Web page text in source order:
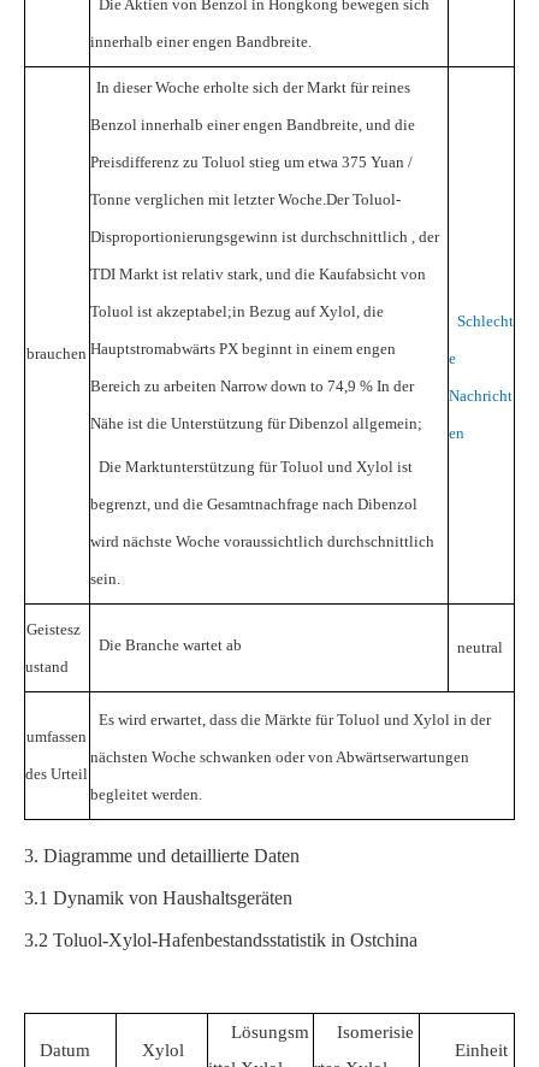
Die Aktien von Benzol in Hongkong bewegen sich
innerhalb einer engen Bandbreite.
brauchen
In dieser Woche erholte sich der Markt für reines
Benzol innerhalb einer engen Bandbreite, und die
Preisdifferenz zu Toluol stieg um etwa 375 Yuan /
Tonne verglichen mit letzter Woche.Der Toluol-
Disproportionierungsgewinn ist durchschnittlich , der
TDI Markt ist relativ stark, und die Kaufabsicht von
Toluol ist akzeptabel;in Bezug auf Xylol, die
Hauptstromabwärts PX beginnt in einem engen
Bereich zu arbeiten Narrow down to 74,9 % In der
Nähe ist die Unterstützung für Dibenzol allgemein;
Die Marktunterstützung für Toluol und Xylol ist
begrenzt, und die Gesamtnachfrage nach Dibenzol
wird nächste Woche voraussichtlich durchschnittlich
sein.
Schlecht
e
Nachricht
en
Geistesz
ustand
Die Branche wartet ab neutral
umfassen
des Urteil
Es wird erwartet, dass die Märkte für Toluol und Xylol in der
nächsten Woche schwanken oder von Abwärtserwartungen
begleitet werden.
3. Diagramme und detaillierte Daten
3.1 Dynamik von Haushaltsgeräten
3.2 Toluol-Xylol-Hafenbestandsstatistik in Ostchina
Datum Xylol
Lösungsm
Isomerisie
Einheit